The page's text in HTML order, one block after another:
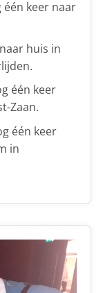
keer naar
huis in
één keer
Zaan.
één keer
in